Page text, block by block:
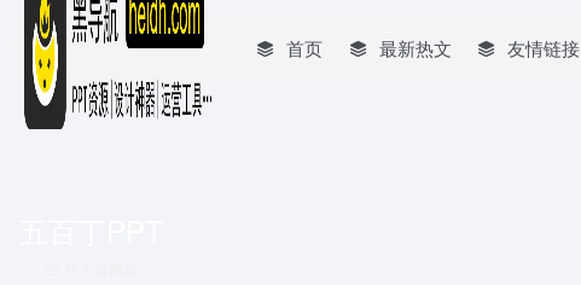
首页 最新热文 友情链接